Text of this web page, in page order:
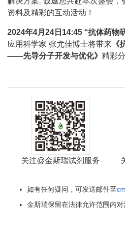
资料及精彩的互动活动！
2024年4月24日14:45 “抗体药物
应用科学家 张尤佳博士将带来 《
——先导分子开发与优化》 精彩分
关注@金斯瑞试剂服务
如有任何疑问，可发送邮件至
金斯瑞保留在法律允许范围内对